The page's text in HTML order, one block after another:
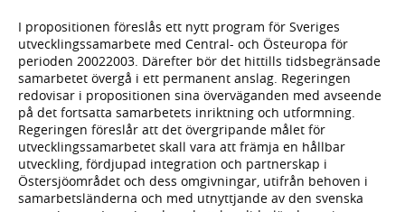
I propositionen föreslås ett nytt program för Sveriges
utvecklingssamarbete med Central- och Östeuropa för
perioden 20022003. Därefter bör det hittills tidsbegränsade
samarbetet övergå i ett permanent anslag. Regeringen
redovisar i propositionen sina överväganden med avseende
på det fortsatta samarbetets inriktning och utformning.
Regeringen föreslår att det övergripande målet för
utvecklingssamarbetet skall vara att främja en hållbar
utveckling, fördjupad integration och partnerskap i
Östersjöområdet och dess omgivningar, utifrån behoven i
samarbetsländerna och med utnyttjande av den svenska